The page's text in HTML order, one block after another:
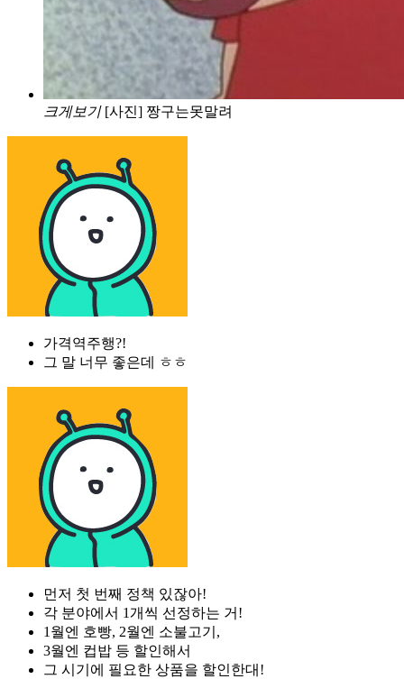
크게보기 [사진] 짱구는못말려
가격역주행?!
그 말 너무 좋은데 ㅎㅎ
먼저 첫 번째 정책 있잖아!
각 분야에서 1개씩 선정하는 거!
1월엔 호빵, 2월엔 소불고기,
3월엔 컵밥 등 할인해서
그 시기에 필요한 상품을 할인한대!